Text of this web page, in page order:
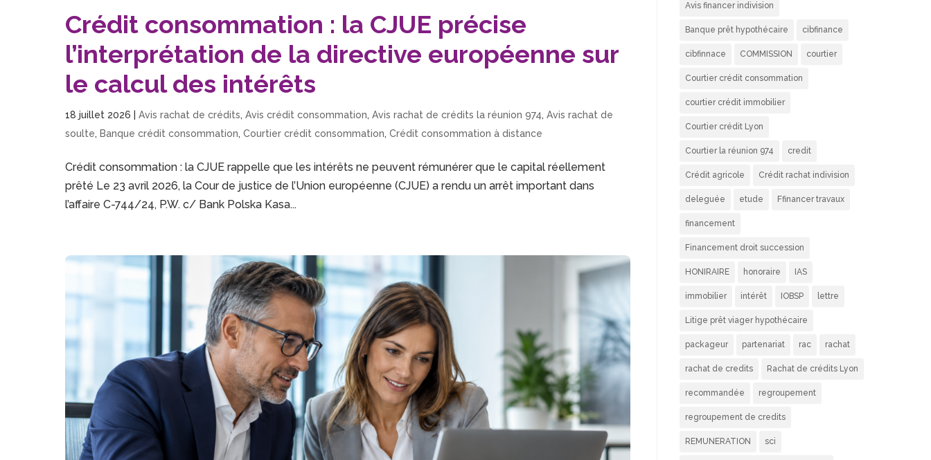
Crédit consommation : la CJUE précise
l’interprétation de la directive européenne sur
le calcul des intérêts
18 juillet 2026 |Avis rachat de crédits,Avis crédit consommation,Avis rachat de crédits la réunion 974,Avis rachat de
soulte, Banque crédit consommation,Courtier crédit consommation,Crédit consommation à distance
Crédit consommation : la CJUE rappelle que les intérêts ne peuvent rémunérer que le capital réellement
prêté Le 23 avril 2026, la Cour de justice de l’Union européenne (CJUE) a rendu un arrêt important dans
l’affaire C-744/24, P.W. c/ Bank Polska Kasa...
Avis financer indivision
Banque prêt hypothécaire cibfinance
cibfinnace COMMISSION courtier
Courtier crédit consommation
courtier crédit immobilier
Courtier crédit Lyon
Courtier la réunion 974 credit
Crédit agricole Crédit rachat indivision
deleguée etude Ffinancer travaux
financement
Financement droit succession
HONIRAIRE honoraire IAS
immobilier intérêt IOBSP lettre
Litige prêt viager hypothécaire
packageur partenariat rac rachat
rachat de credits Rachat de crédits Lyon
recommandée regroupement
regroupement de credits
REMUNERATION sci